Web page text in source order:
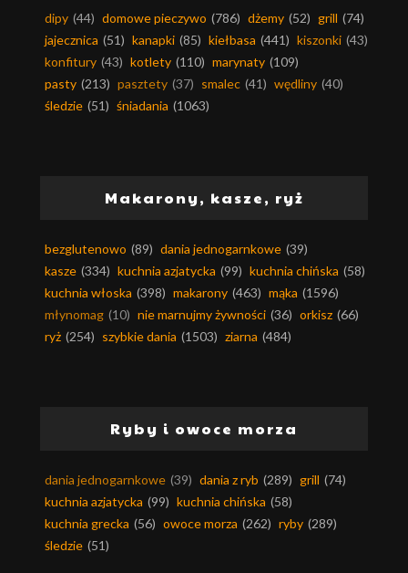
dipy (44) domowe pieczywo (786) dżemy (52) grill (74)
jajecznica (51) kanapki (85) kiełbasa (441) kiszonki (43)
konfitury (43) kotlety (110) marynaty (109)
pasty (213) pasztety (37) smalec (41) wędliny (40)
śledzie (51) śniadania (1063)
Makarony, kasze, ryż
bezglutenowo (89) dania jednogarnkowe (39)
kasze (334) kuchnia azjatycka (99) kuchnia chińska (58)
kuchnia włoska (398) makarony (463) mąka (1596)
młynomag (10) nie marnujmy żywności (36) orkisz (66)
ryż (254) szybkie dania (1503) ziarna (484)
Ryby i owoce morza
dania jednogarnkowe (39) dania z ryb (289) grill (74)
kuchnia azjatycka (99) kuchnia chińska (58)
kuchnia grecka (56) owoce morza (262) ryby (289)
śledzie (51)